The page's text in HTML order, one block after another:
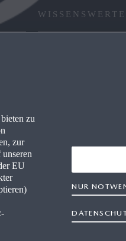
AGB Terminbuchung
zu
zur
EU
NUR